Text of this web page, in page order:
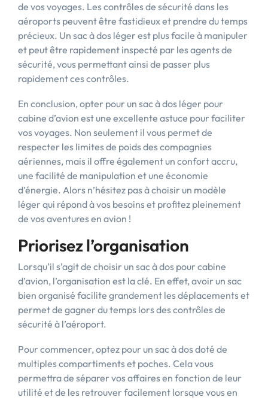
de vos voyages. Les contrôles de sécurité dans les
aéroports peuvent être fastidieux et prendre du temps
précieux. Un sac à dos léger est plus facile à manipuler
et peut être rapidement inspecté par les agents de
sécurité, vous permettant ainsi de passer plus
rapidement ces contrôles.
En conclusion, opter pour un sac à dos léger pour
cabine d’avion est une excellente astuce pour faciliter
vos voyages. Non seulement il vous permet de
respecter les limites de poids des compagnies
aériennes, mais il offre également un confort accru,
une facilité de manipulation et une économie
d’énergie. Alors n’hésitez pas à choisir un modèle
léger qui répond à vos besoins et profitez pleinement
de vos aventures en avion !
Priorisez l’organisation
Lorsqu’il s’agit de choisir un sac à dos pour cabine
d’avion, l’organisation est la clé. En effet, avoir un sac
bien organisé facilite grandement les déplacements et
permet de gagner du temps lors des contrôles de
sécurité à l’aéroport.
Pour commencer, optez pour un sac à dos doté de
multiples compartiments et poches. Cela vous
permettra de séparer vos affaires en fonction de leur
utilité et de les retrouver facilement lorsque vous en